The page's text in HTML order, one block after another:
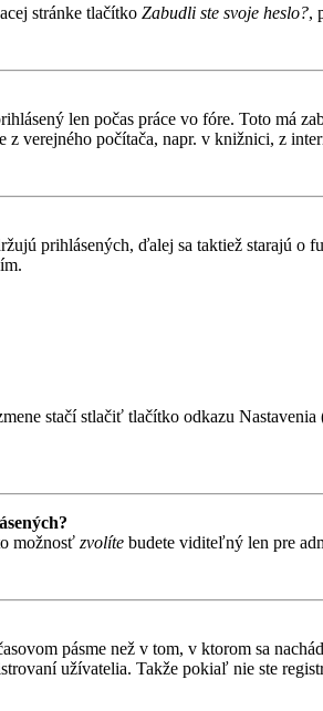
stránke tlačítko Zabudli ste svoje heslo?,
len počas práce vo fóre. Toto má
verejného počítača, napr. v knižnici, z
prihlásených, ďalej sa taktiež starajú
stačí stlačiť tlačítko odkazu
možnosť zvolíte budete viditeľný len pre
pásme než v tom, v ktorom sa
užívatelia. Takže pokiaľ nie ste